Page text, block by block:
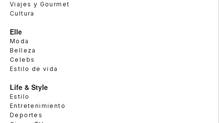
Viajes y Gourmet
Cultura
Elle
Moda
Belleza
Celebs
Estilo de vida
Life & Style
Estilo
Entretenimiento
Deportes